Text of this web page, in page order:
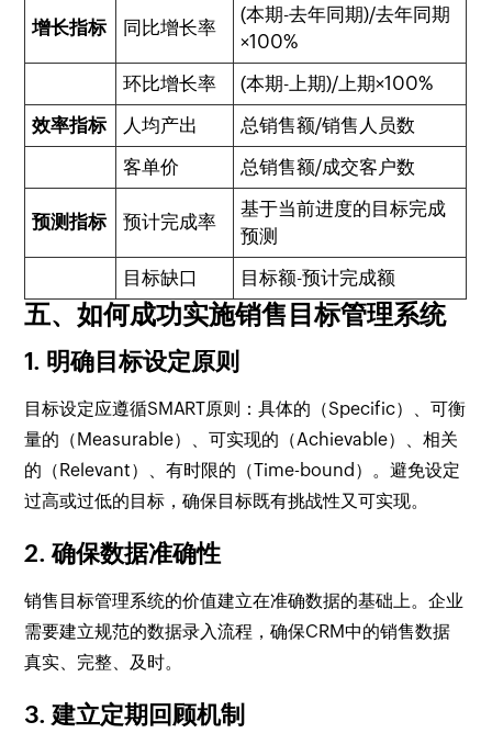
增长指标 同比增长率
(本期-去年同期)/去年同期
×100%
环比增长率
(本期-上期)/上期×100%
效率指标
人均产出
总销售额/销售人员数
客单价
总销售额/成交客户数
预测指标 预计完成率
基于当前进度的目标完成
预测
目标缺口
目标额-预计完成额
五、如何成功实施销售目标管理系统
1. 明确目标设定原则
目标设定应遵循SMART原则：具体的（Specific）、可衡
量的（Measurable）、可实现的（Achievable）、相关
的（Relevant）、有时限的（Time-bound）。避免设定
过高或过低的目标，确保目标既有挑战性又可实现。
2. 确保数据准确性
销售目标管理系统的价值建立在准确数据的基础上。企业
需要建立规范的数据录入流程，确保CRM中的销售数据
真实、完整、及时。
3. 建立定期回顾机制